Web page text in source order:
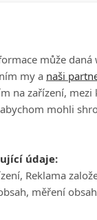
drogy, dno
slávy,
Amy (za ten získal
Pearlman (Harry
Now).
může
my a naši
na zařízení, mezi
mohli
údaje:
Reklama
měření